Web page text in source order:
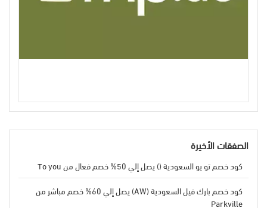
الصفقات الأخيرة
كود خصم تو يو السعودية () يصل إلي 50% خصم فعال من To you
كود خصم بارك فيل السعودية (AW) يصل إلي 60% خصم مباشر من
Parkville